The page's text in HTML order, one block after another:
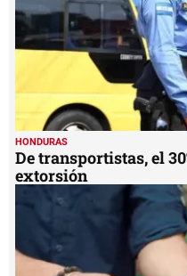
HONDURAS
De transportistas, el
extorsión